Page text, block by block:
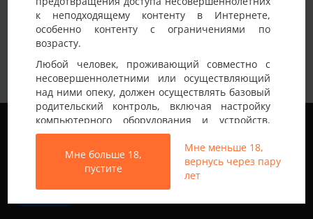
к неподходящему контенту в Интернете,
особенно контенту с ограничениями по
возрасту.
Любой человек, проживающий совместно с
несовершеннолетними или осуществляющий
над ними опеку, должен осуществлять базовый
родительский контроль, включая настройку
компьютерного оборудования и устройств,
установку программного обеспечения или
подключение услуг фильтрации от провайдера,
чтобы заблокировать доступ
несовершеннолетних к неподходящему
контенту.
Мне больше 18,
пустите
Мне меньше 18,
вернусь через пару
лет
Страна
Украина
Город Харьков
Немного о себе:
Все права защищены © 2013-2026
Свинг знакомства не только в Украине
Мы используем файлы cookie, чтобы обеспечить
наилучшее качество работы на нашем сайте.
Подробнее узнать о том, какие файлы cookie мы
используем, или отключить их можно в разделе